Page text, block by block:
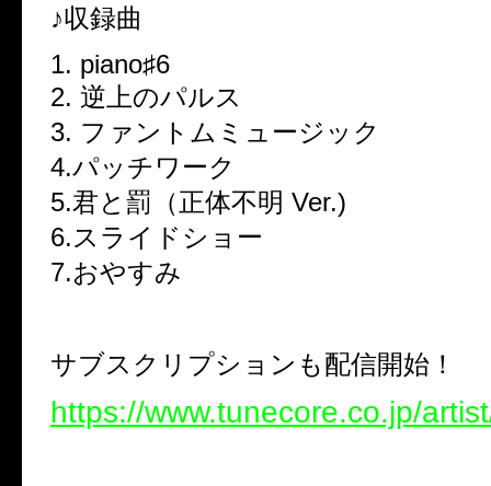
♪収録曲
1. piano♯6
2. 逆上のパルス
3. ファントムミュージック
4.パッチワーク
5.君と罰（正体不明 Ver.)
6.スライドショー
7.おやすみ
サブスクリプションも配信開始！
https://www.tunecore.co.jp/